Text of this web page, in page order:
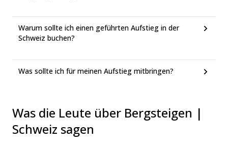
Warum sollte ich einen geführten Aufstieg in der
Schweiz buchen?
Was sollte ich für meinen Aufstieg mitbringen?
Was die Leute über Bergsteigen |
Schweiz sagen